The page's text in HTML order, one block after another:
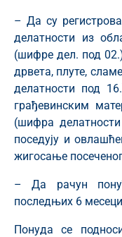
– Да су
делатности из
(шифре дел. под
дрвета, плуте,
делатности под
грађевинским
(шифра
поседују и
жигосање
– Да рачун
последњих 6
Понуда се